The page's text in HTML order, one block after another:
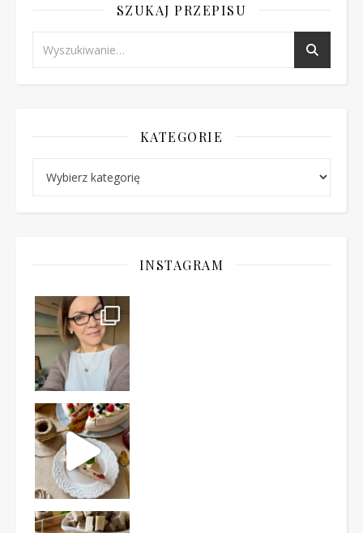
SZUKAJ PRZEPISU
KATEGORIE
INSTAGRAM
Ten deser to prawdziwy HIT PRL-u! Wafle przełożo